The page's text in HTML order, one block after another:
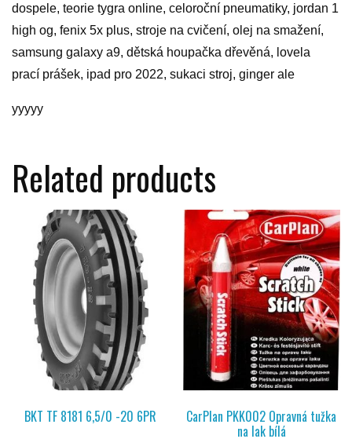
dospele, teorie tygra online, celoroční pneumatiky, jordan 1
high og, fenix 5x plus, stroje na cvičení, olej na smažení,
samsung galaxy a9, dětská houpačka dřevěná, lovela
prací prášek, ipad pro 2022, sukaci stroj, ginger ale
yyyyy
Related products
BKT TF 8181 6,5/0 -20 6PR CarPlan PKK002 Opravná tužka
na lak bílá